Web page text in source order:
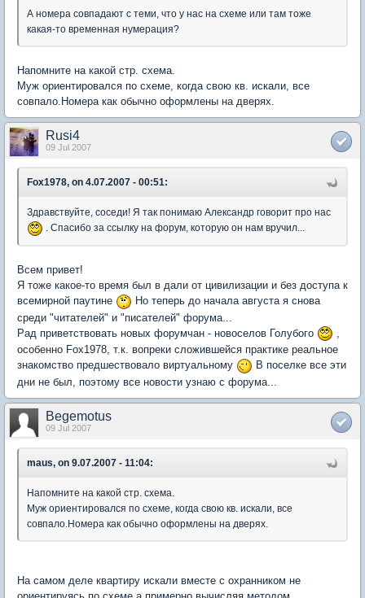
А номера совпадают с теми, что у нас на схеме или там тоже
какая-то временная нумерация?
Напомните на какой стр. схема.
Муж ориентировался по схеме, когда свою кв. искали, все
совпало.Номера как обычно оформлены на дверях.
Rusi4
09 Jul 2007
Fox1978, on 4.07.2007 - 00:51:
Здравствуйте, соседи! Я так понимаю Александр говорит про нас
. Спасибо за ссылку на форум, которую он нам вручил...
Всем привет!
Я тоже какое-то время был в дали от цивилизации и без доступа к
всемирной паутине
Но теперь до начала августа я снова
среди "читателей" и "писателей" форума...
Рад приветствовать новых форумчан - новоселов Голубого
особенно Fox1978, т.к. вопреки сложившейся практике реальное
знакомство предшествовало виртуальному
В поселке все эти
дни не был, поэтому все новости узнаю с форума...
Begemotus
09 Jul 2007
maus, on 9.07.2007 - 11:04:
Напомните на какой стр. схема.
Муж ориентировался по схеме, когда свою кв. искали, все
совпало.Номера как обычно оформлены на дверях.
На самом деле квартиру искали вместе с охранником не